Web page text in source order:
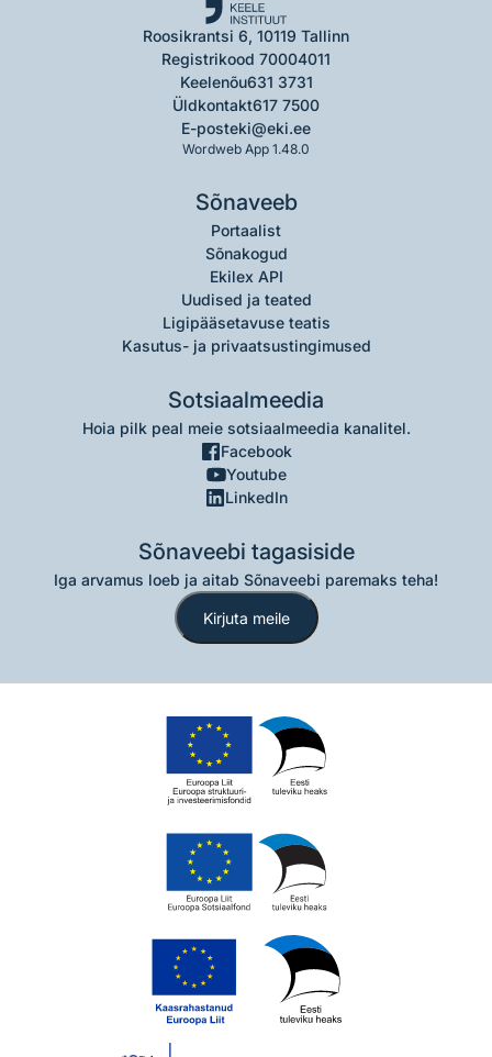
Roosikrantsi 6, 10119 Tallinn
Registrikood 70004011
Keelenõu631 3731
Üldkontakt617 7500
E-posteki@eki.ee
Wordweb App 1.48.0
Sõnaveeb
Portaalist
Sõnakogud
Ekilex API
Uudised ja teated
Ligipääsetavuse teatis
Kasutus- ja privaatsustingimused
Sotsiaalmeedia
Hoia pilk peal meie sotsiaalmeedia kanalitel.
Facebook
Youtube
LinkedIn
Sõnaveebi tagasiside
Iga arvamus loeb ja aitab Sõnaveebi paremaks teha!
Kirjuta meile